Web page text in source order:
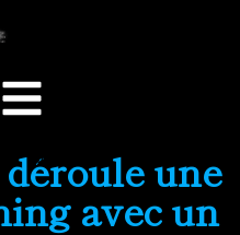
une
avec un